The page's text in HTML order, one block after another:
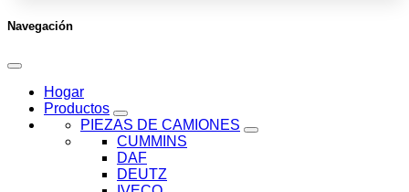
Navegación
Hogar
Productos
PIEZAS DE CAMIONES
CUMMINS
DAF
DEUTZ